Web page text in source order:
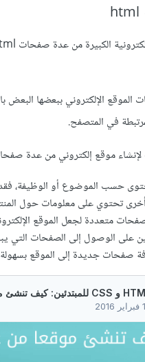
في المتصفح.
موقع إلكتروني من عدة
حسب الموضوع أو الوظيفة،
تحتوي على معلومات حول
متعددة لجعل الموقع
على الوصول إلى الصفحات التي
صفحات جديدة إلى الموقع